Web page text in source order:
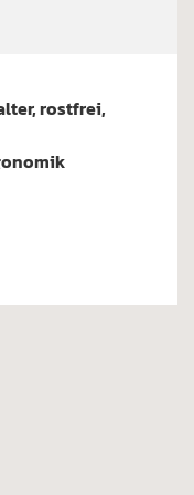
Stichmesser, rostfrei
Stichmesser, rostfrei,